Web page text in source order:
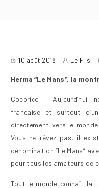
10 août 2018 Le Fils
Herma “Le Mans”, la
Cocorico ! Aujourd’hui
française et surtout
directement vers le
Vous ne rêvez pas, il
dénomination “Le Mans”
pour tous les amateurs de
Tout le monde connaît la